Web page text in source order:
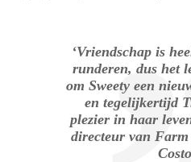
‘Vriendschap is
runderen, dus het
om Sweety een
en tegelijkertijd
plezier in haar
directeur van